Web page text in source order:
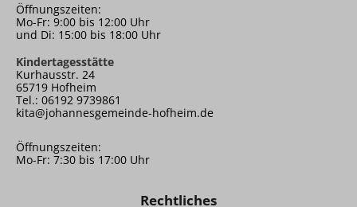
Öffnungszeiten:
Mo-Fr: 9:00 bis 12:00 Uhr
und Di: 15:00 bis 18:00 Uhr
Kindertagesstätte
Kurhausstr. 24
65719 Hofheim
Tel.: 06192 9739861
kita@johannesgemeinde-hofheim.de
Öffnungszeiten:
Mo-Fr: 7:30 bis 17:00 Uhr
Rechtliches